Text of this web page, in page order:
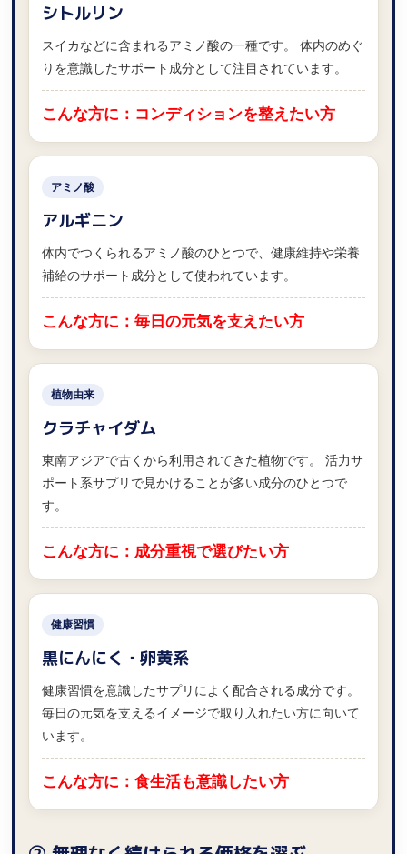
シトルリン
スイカなどに含まれるアミノ酸の一種です。 体内のめぐ
りを意識したサポート成分として注目されています。
こんな方に：コンディションを整えたい方
アミノ酸
アルギニン
体内でつくられるアミノ酸のひとつで、健康維持や栄養
補給のサポート成分として使われています。
こんな方に：毎日の元気を支えたい方
植物由来
クラチャイダム
東南アジアで古くから利用されてきた植物です。 活力サ
ポート系サプリで見かけることが多い成分のひとつで
す。
こんな方に：成分重視で選びたい方
健康習慣
黒にんにく・卵黄系
健康習慣を意識したサプリによく配合される成分です。
毎日の元気を支えるイメージで取り入れたい方に向いて
います。
こんな方に：食生活も意識したい方